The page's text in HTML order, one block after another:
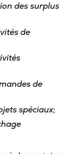
des surplus
de
de
spéciaux;